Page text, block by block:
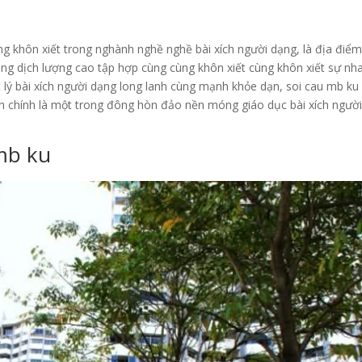
khôn xiết trong nghành nghề nghề bài xích người dạng, là địa điểm
dịch lượng cao tập hợp cùng cùng khôn xiết cùng khôn xiết sự
bài xích người dạng long lanh cùng mạnh khỏe dạn, soi cau mb
chính là một trong đông hòn đảo nền móng giáo dục bài xích người
ku